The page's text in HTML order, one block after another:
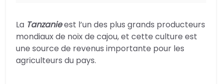
La Tanzanieest l’un des plus grands producteurs
mondiaux de noix de cajou, et cette culture est
une source de revenus importante pour les
agriculteurs du pays.